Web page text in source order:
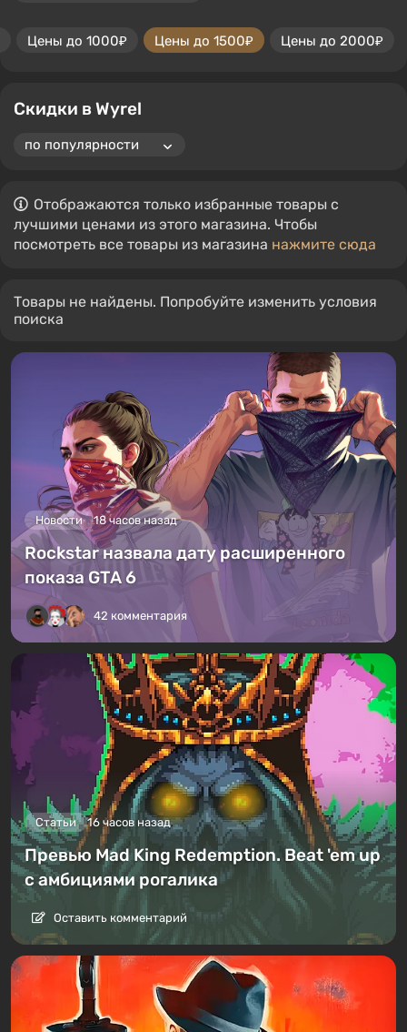
Цены до 1000₽ Цены до 1500₽ Цены до 2000₽
Скидки в Wyrel
Отображаются только избранные товары с
лучшими ценами из этого магазина. Чтобы
посмотреть все товары из магазина нажмите сюда
Товары не найдены. Попробуйте изменить условия
поиска
Новости 18 часов назад
Rockstar назвала дату расширенного
показа GTA 6
42 комментария
Статьи 16 часов назад
Превью Mad King Redemption. Beat 'em up
с амбициями рогалика
Оставить комментарий